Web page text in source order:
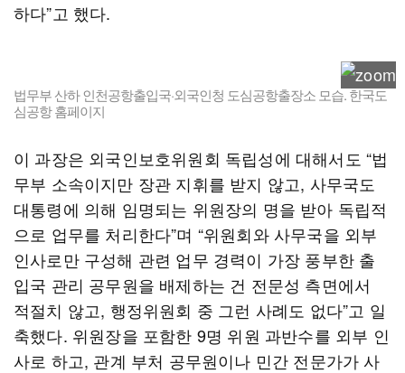
하다”고 했다.
법무부 산하 인천공항출입국·외국인청 도심공항출장소 모습. 한국도
심공항 홈페이지
이 과장은 외국인보호위원회 독립성에 대해서도 “법
무부 소속이지만 장관 지휘를 받지 않고, 사무국도
대통령에 의해 임명되는 위원장의 명을 받아 독립적
으로 업무를 처리한다”며 “위원회와 사무국을 외부
인사로만 구성해 관련 업무 경력이 가장 풍부한 출
입국 관리 공무원을 배제하는 건 전문성 측면에서
적절치 않고, 행정위원회 중 그런 사례도 없다”고 일
축했다. 위원장을 포함한 9명 위원 과반수를 외부 인
사로 하고, 관계 부처 공무원이나 민간 전문가가 사